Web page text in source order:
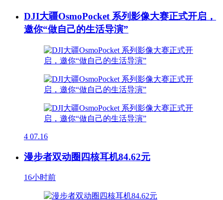
DJI大疆OsmoPocket 系列影像大赛正式开启，
邀你“做自己的生活导演”
4 07.16
漫步者双动圈四核耳机84.62元
16小时前